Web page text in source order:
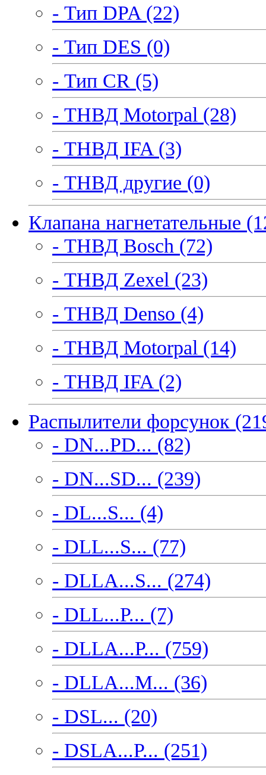
- Тип DPA (22)
- Тип DES (0)
- Тип CR (5)
- ТНВД Motorpal (28)
- ТНВД IFA (3)
- ТНВД другие (0)
Клапана нагнетательные
- ТНВД Bosch (72)
- ТНВД Zexel (23)
- ТНВД Denso (4)
- ТНВД Motorpal (14)
- ТНВД IFA (2)
Распылители форсунок
- DN...PD... (82)
- DN...SD... (239)
- DL...S... (4)
- DLL...S... (77)
- DLLA...S... (274)
- DLL...P... (7)
- DLLA...P... (759)
- DLLA...M... (36)
- DSL... (20)
- DSLA...P... (251)